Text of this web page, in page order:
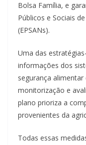
Bolsa Família, e
Públicos e Sociais
(EPSANs).
Uma das
informações dos
segurança
monitorização e
plano prioriza a
provenientes da
Todas essas